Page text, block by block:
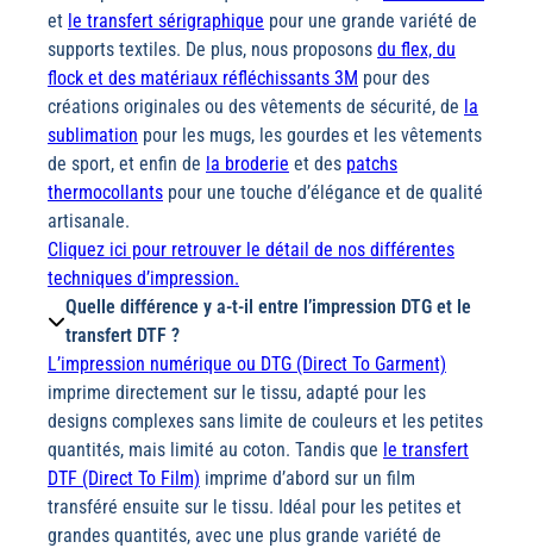
et le transfert sérigraphique pour une grande variété de
supports textiles. De plus, nous proposons du flex, du
flock et des matériaux réfléchissants 3M pour des
créations originales ou des vêtements de sécurité, de la
sublimation pour les mugs, les gourdes et les vêtements
de sport, et enfin de la broderie et des patchs
thermocollants pour une touche d’élégance et de qualité
artisanale.
Cliquez ici pour retrouver le détail de nos différentes
techniques d’impression.
Quelle différence y a-t-il entre l’impression DTG et le
transfert DTF ?
L’impression numérique ou DTG (Direct To Garment)
imprime directement sur le tissu, adapté pour les
designs complexes sans limite de couleurs et les petites
quantités, mais limité au coton. Tandis que le transfert
DTF (Direct To Film) imprime d’abord sur un film
transféré ensuite sur le tissu. Idéal pour les petites et
grandes quantités, avec une plus grande variété de